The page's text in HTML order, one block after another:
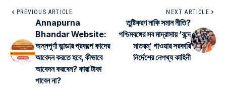
PREVIOUS ARTICLE
Annapurna
Bhandar Website:
অন্নপূর্ণা ভান্ডার প্রকল্পে কাদের
আবেদন করতে হবে, কীভাবে
আবেদন করবেন? কারা টাকা
পাবেন না?
NEXT ARTICLE
তুষ্টিকরণ নাকি সমান নীতি?
পশ্চিমবঙ্গের সব মাদ্রাসায় ‘বন্দে
মাতরম্’ গাওয়ার সরকারি
নির্দেশের নেপথ্য কাহিনী